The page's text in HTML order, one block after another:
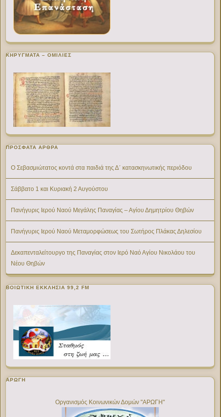
ΚΗΡΥΓΜΑΤΑ – ΟΜΙΛΙΕΣ
ΠΡΌΣΦΑΤΑ ΆΡΘΡΑ
Ο Σεβασμιώτατος κοντά στα παιδιά της Δ΄ κατασκηνωτικής περιόδου
Σάββατο 1 και Κυριακή 2 Αυγούστου
Πανήγυρις Ιερού Ναού Μεγάλης Παναγίας – Αγίου Δημητρίου Θηβών
Πανήγυρις Ιερού Ναού Μεταμορφώσεως του Σωτήρος Πλάκας Δηλεσίου
Δεκαπενταλείτουργο της Παναγίας στον Ιερό Ναό Αγίου Νικολάου του
Νέου Θηβών
ΒΟΙΩΤΙΚΉ ΕΚΚΛΗΣΊΑ 99,2 FM
ΑΡΩΓΗ
Οργανισμός Κοινωνικών Δομών "ΑΡΩΓΗ"